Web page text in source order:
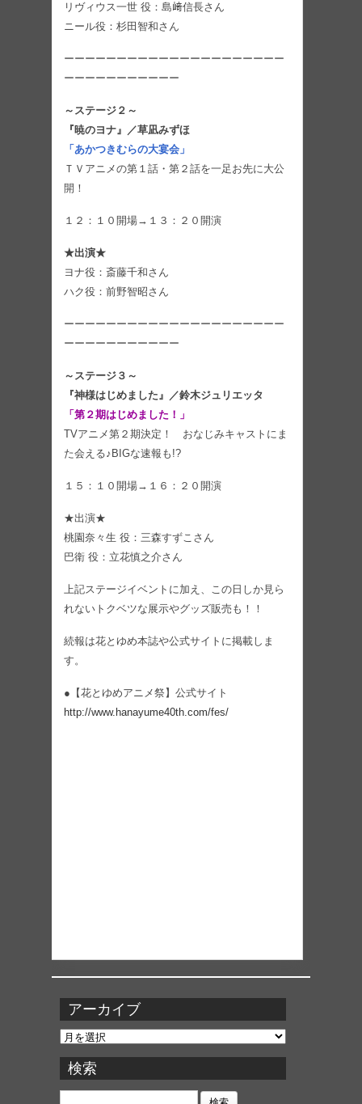
リヴィウス一世 役：島﨑信長さん
ニール役：杉田智和さん
ーーーーーーーーーーーーーーーーーーーーー
ーーーーーーーーーーー
～ステージ２～
『暁のヨナ』／草凪みずほ
「あかつきむらの大宴会」
ＴＶアニメの第１話・第２話を一足お先に大公
開！
１２：１０開場→１３：２０開演
★出演★
ヨナ役：斎藤千和さん
ハク役：前野智昭さん
ーーーーーーーーーーーーーーーーーーーーー
ーーーーーーーーーーー
～ステージ３～
『神様はじめました』／鈴木ジュリエッタ
「第２期はじめました！」
TVアニメ第２期決定！ おなじみキャストにま
た会える♪BIGな速報も!?
１５：１０開場→１６：２０開演
★出演★
桃園奈々生 役：三森すずこさん
巴衛 役：立花慎之介さん
上記ステージイベントに加え、この日しか見ら
れないトクベツな展示やグッズ販売も！！
続報は花とゆめ本誌や公式サイトに掲載しま
す。
●【花とゆめアニメ祭】公式サイト
http://www.hanayume40th.com/fes/
アーカイブ
ア
カ
イ
ブ
検索
検